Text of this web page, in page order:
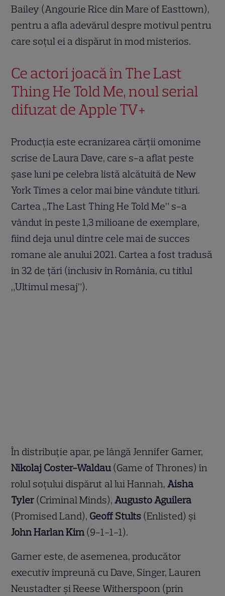
Bailey (Angourie Rice din Mare of Easttown),
pentru a afla adevărul despre motivul pentru
care soțul ei a dispărut în mod misterios.
Ce actori joacă în The Last
Thing He Told Me, noul serial
difuzat de Apple TV+
Producția este ecranizarea cărții omonime
scrise de Laura Dave, care s-a aflat peste
șase luni pe celebra listă alcătuită de New
York Times a celor mai bine vândute titluri.
Cartea „The Last Thing He Told Me” s-a
vândut în peste 1,3 milioane de exemplare,
fiind deja unul dintre cele mai de succes
romane ale anului 2021. Cartea a fost tradusă
în 32 de țări (inclusiv în România, cu titlul
„Ultimul mesaj”).
În distribuție apar, pe lângă Jennifer Garner,
Nikolaj Coster-Waldau (Game of Thrones) în
rolul soțului dispărut al lui Hannah,Aisha
Tyler (Criminal Minds),Augusto Aguilera
(Promised Land), Geoff Stults (Enlisted) și
John Harlan Kim (9-1-1-1).
Garner este, de asemenea, producător
executiv împreună cu Dave, Singer, Lauren
Neustadter și Reese Witherspoon (prin